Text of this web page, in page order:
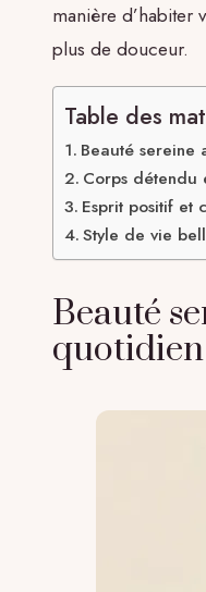
manière d’habiter
plus de douceur.
Table des
Beauté sereine
Corps détendu
Esprit positif et
Style de vie
Beauté
quotidien